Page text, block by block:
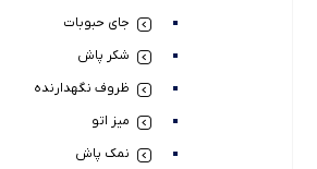
جای حبوبات
شکر پاش
ظروف نگهدارنده
میز اتو
نمک پاش